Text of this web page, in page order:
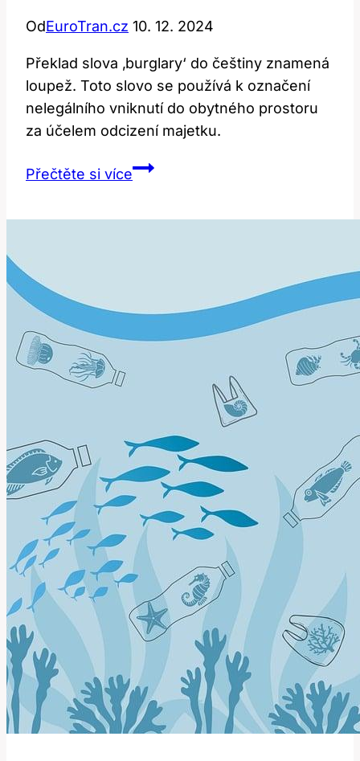
OdEuroTran.cz 10. 12. 2024
Překlad slova ‚burglary‘ do češtiny znamená
loupež. Toto slovo se používá k označení
nelegálního vniknutí do obytného prostoru
za účelem odcizení majetku.
Přečtěte si vícePřeklad